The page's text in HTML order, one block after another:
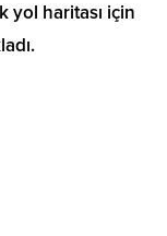
yol haritası için